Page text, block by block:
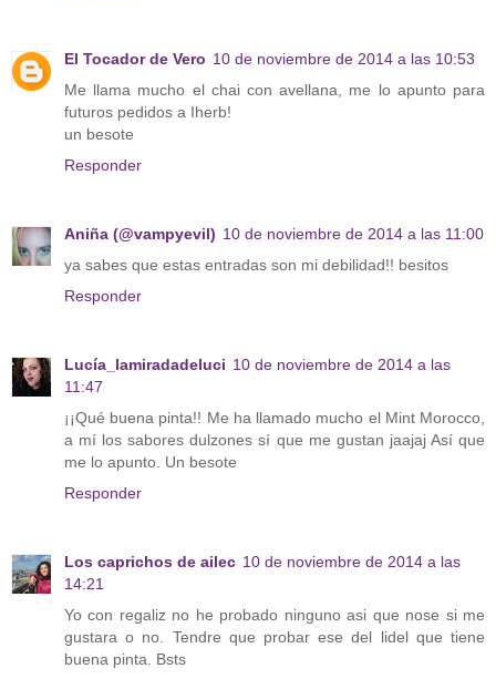
El Tocador de Vero 10 de noviembre de 2014 a las 10:53
Me llama mucho el chai con avellana, me lo apunto para
futuros pedidos a Iherb!
un besote
Responder
Aniña (@vampyevil) 10 de noviembre de 2014 a las 11:00
ya sabes que estas entradas son mi debilidad!! besitos
Responder
Lucía_lamiradadeluci 10 de noviembre de 2014 a las
11:47
¡¡Qué buena pinta!! Me ha llamado mucho el Mint Morocco,
a mí los sabores dulzones sí que me gustan jaajaj Así que
me lo apunto. Un besote
Responder
Los caprichos de ailec 10 de noviembre de 2014 a las
14:21
Yo con regaliz no he probado ninguno asi que nose si me
gustara o no. Tendre que probar ese del lidel que tiene
buena pinta. Bsts